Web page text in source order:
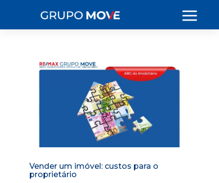
Vender um imóvel: custos para o
proprietário